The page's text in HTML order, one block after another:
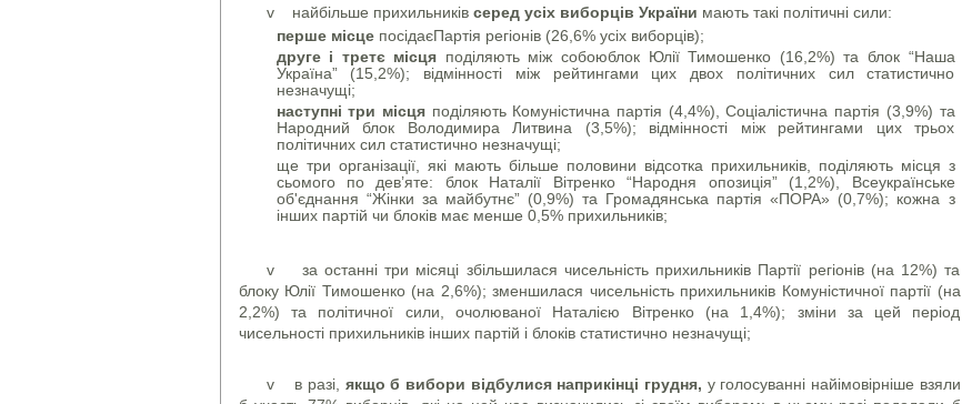
v найбільше прихильників серед усіх виборців України мають такі політичні сили:
перше місце посідаєПартія регіонів (26,6% усіх виборців);
друге і третє місця поділяють між собоюблок Юлії Тимошенко (16,2%) та блок “Наша
Україна” (15,2%); відмінності між рейтингами цих двох політичних сил статистично
незначущі;
наступні три місцяподіляють Комуністична партія (4,4%), Соціалістична партія (3,9%) та
Народний блок Володимира Литвина (3,5%); відмінності між рейтингами цих трьох
політичних сил статистично незначущі;
ще три організації, які мають більше половини відсотка прихильників, поділяють місця з
сьомого по дев’яте: блок Наталії Вітренко “Народня опозиція” (1,2%), Всеукраїнське
об'єднання “Жінки за майбутнє” (0,9%) та Громадянська партія «ПОРА» (0,7%); кожна з
інших партій чи блоків має менше 0,5% прихильників;
v за останні три місяці збільшилася чисельність прихильників Партії регіонів (на 12%) та
блоку Юлії Тимошенко (на 2,6%); зменшилася чисельність прихильників Комуністичної партії (на
2,2%) та політичної сили, очолюваної Наталією Вітренко (на 1,4%); зміни за цей період
чисельності прихильників інших партій і блоків статистично незначущі;
v в разі, якщо б вибори відбулися наприкінці грудня, у голосуванні найімовірніше взяли